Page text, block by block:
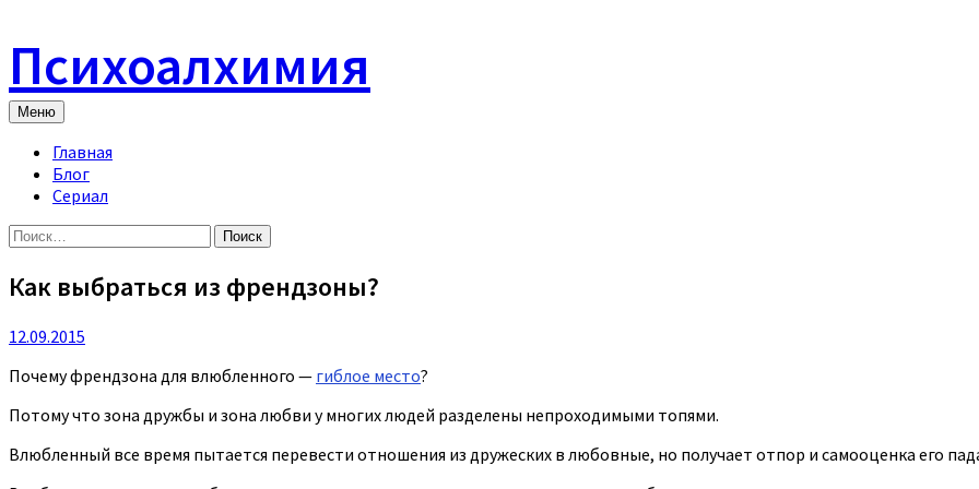
content
Психоалхимия
Меню
Главная
Блог
Сериал
Найти:
Как выбраться из френдзоны?
12.09.2015
Почему френдзона для влюбленного — гиблое место?
Потому что зона дружбы и зона любви у многих людей разделены непроходимыми топями.
Влюбленный все время пытается перевести отношения из дружеских в любовные, но получает отпор и самооценка его